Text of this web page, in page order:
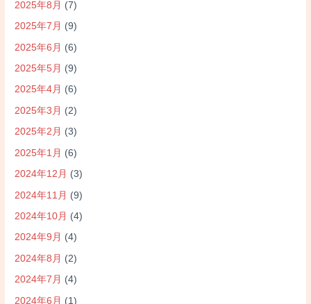
2025年8月 (7)
2025年7月 (9)
2025年6月 (6)
2025年5月 (9)
2025年4月 (6)
2025年3月 (2)
2025年2月 (3)
2025年1月 (6)
2024年12月 (3)
2024年11月 (9)
2024年10月 (4)
2024年9月 (4)
2024年8月 (2)
2024年7月 (4)
2024年6月 (1)